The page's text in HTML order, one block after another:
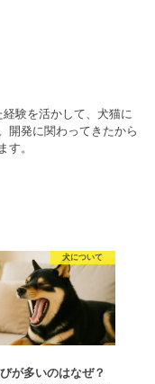
験を活かして、犬猫に
開発に関わってきたから
す。
犬について
が多いのはなぜ？